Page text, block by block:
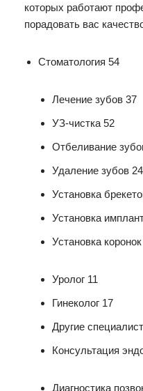
которых работают
порадовать вас
Стоматология 54
Лечение зубов 37
УЗ-чистка 52
Отбеливание
Удаление зубов 24
Установка
Установка
Установка
Уролог 11
Гинеколог 17
Другие
Консультация
Диагностика